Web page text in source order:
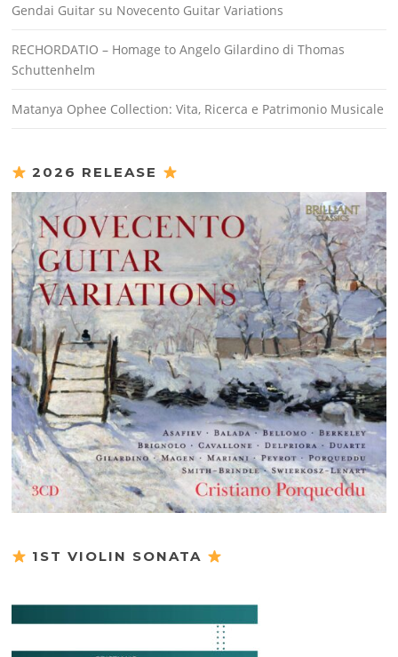
Gendai Guitar su Novecento Guitar Variations
RECHORDATIO – Homage to Angelo Gilardino di Thomas
Schuttenhelm
Matanya Ophee Collection: Vita, Ricerca e Patrimonio Musicale
2026 RELEASE
1ST VIOLIN SONATA